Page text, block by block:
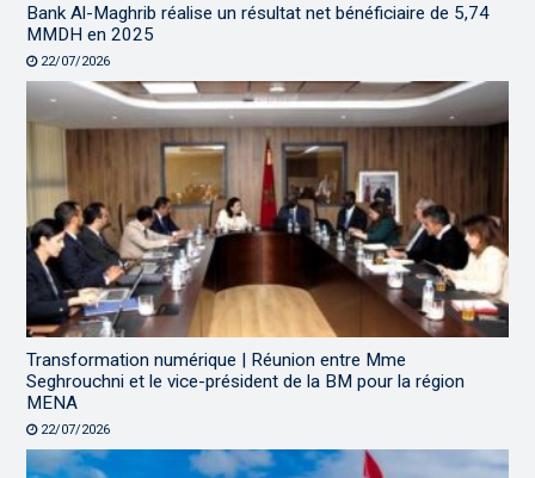
Bank Al-Maghrib réalise un résultat net bénéficiaire de 5,74
MMDH en 2025
22/07/2026
Transformation numérique | Réunion entre Mme
Seghrouchni et le vice-président de la BM pour la région
MENA
22/07/2026